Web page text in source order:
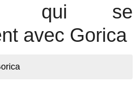
qui se
avec Gorica